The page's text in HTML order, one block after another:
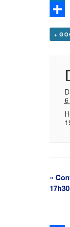
Share
+
«
17h30